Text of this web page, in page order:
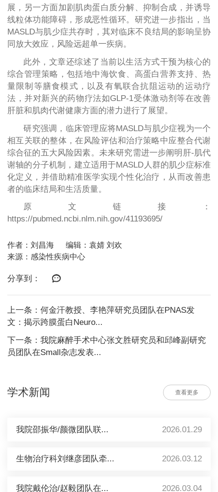
展，另一方面加剧肌肉蛋白质分解、抑制合成，并诱导
线粒体功能障碍，形成恶性循环。研究进一步指出，当
MASLD与肌少症共存时，其对临床不良结局的影响呈协
同放大效应，风险远超单一疾病。
此外，文章还综述了当前以生活方式干预为核心的
综合管理策略，包括地中海饮食、高蛋白营养支持、热
量限制等膳食模式，以及有氧联合抗阻运动的运动疗
法，并对新兴的药物疗法如GLP-1受体激动剂等在改善
肝脏和肌肉代谢健康方面的潜力进行了展望。
研究强调，临床管理应将MASLD与肌少症视为一个
相互关联的整体，在风险评估和治疗策略中应整合代谢
综合征的五大风险因素。未来研究需进一步阐明肝-肌代
谢轴的分子机制，建立适用于MASLD人群的肌少症标准
化定义，并借助精准医学实现个性化治疗，从而改善患
者的临床结局和生活质量。
原文链接：
https://pubmed.ncbi.nlm.nih.gov/41193695/
作者：刘昌海
编辑：袁婧 刘欢
来源：感染性疾病中心
分享到：
上一条：何金汗教授、李艳萍研究员团队在PNAS发
文：揭示跨膜蛋白Neuro...
下一条：我院麻醉手术中心张文胜研究员和邱峰副研究
员团队在Small杂志发表...
学术新闻 查看更多
我院邵振华/颜微团队联... 2026.01.29
生物治疗科刘继彦团队牵... 2026.03.12
我院戴伦治/赵毅团队在... 2026.03.04